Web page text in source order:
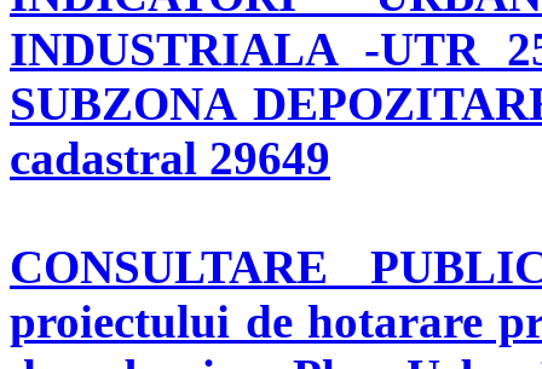
INDUSTRIALA -UTR
SUBZONA
cadastral 29649
CONSULTARE
proiectului de hotarare